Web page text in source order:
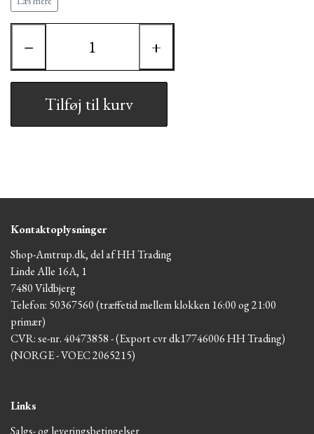
Bemærk at Artkal perlen måler 2,6 mm hvilket
− +
Tilføj til kurv
Kontaktoplysninger
Shop-Amtrup.dk, del af HH Trading
Linde Alle 16A, 1
7480 Vildbjerg
Telefon: 50367560 (træffetid mellem klokken 16:00 og 21:00
primær)
CVR: se-nr. 40473858 - (Export cvr dk17746006 HH Trading)
(NORGE - VOEC 2065215)
Links
Salgs- og leveringsbetingelser